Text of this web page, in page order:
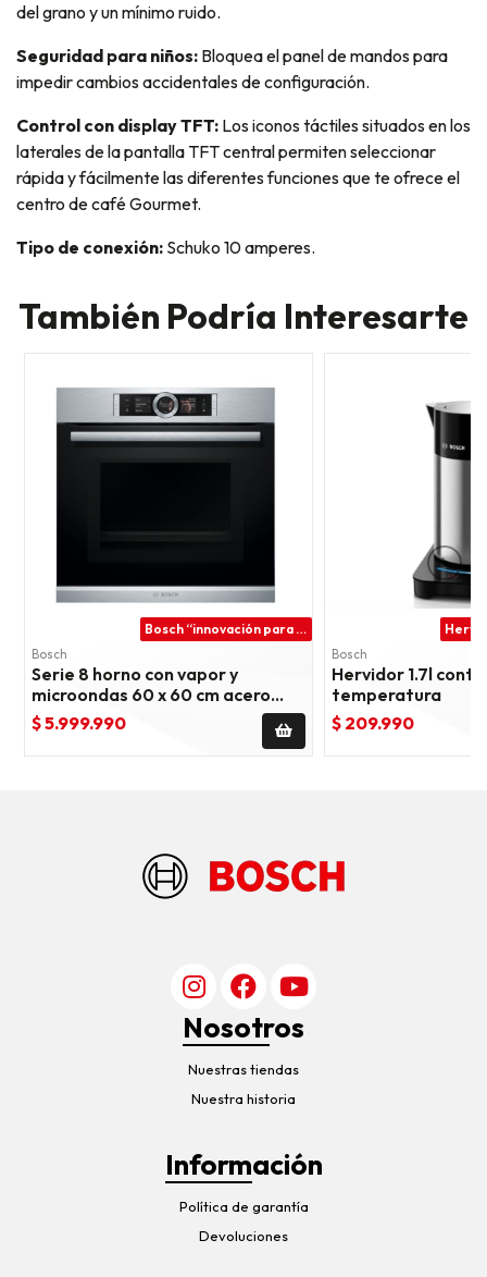
del grano y un mínimo ruido.
Seguridad para niños: Bloquea el panel de mandos para
impedir cambios accidentales de configuración.
Control con display TFT: Los iconos táctiles situados en los
laterales de la pantalla TFT central permiten seleccionar
rápida y fácilmente las diferentes funciones que te ofrece el
centro de café Gourmet.
Tipo de conexión: Schuko 10 amperes.
También Podría Interesarte
Bosch “innovación para tu vida”
Bosch
Serie 8 horno con vapor y
microondas 60 x 60 cm acero
inoxidable
$ 5.999.990
Bosch
Hervidor 1.7l
temperatura
$ 209.990
Nosotros
Nuestras tiendas
Nuestra historia
Información
Política de garantía
Devoluciones